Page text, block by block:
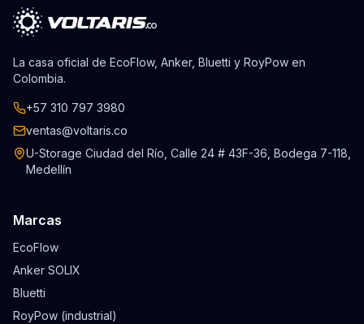
La casa oficial de EcoFlow, Anker, Bluetti y RoyPow en
Colombia.
+57 310 797 3980
ventas@voltaris.co
U-Storage Ciudad del Río, Calle 24 # 43F-36, Bodega 7-118,
Medellín
Marcas
EcoFlow
Anker SOLIX
Bluetti
RoyPow (industrial)